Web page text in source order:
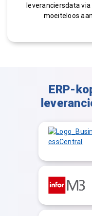
leveranciersdata
moeiteloos
ERP-